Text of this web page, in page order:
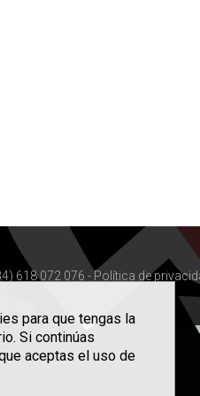
618 072 076 - Política de
para que tengas la
Si continúas
aceptas el uso de